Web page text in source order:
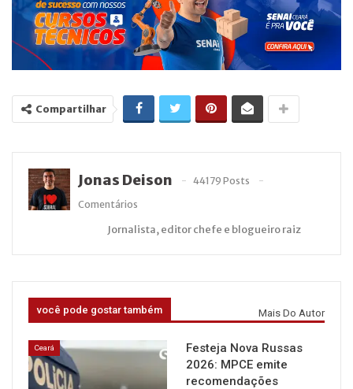
Compartilhar
Jonas Deison
44179 Posts
Comentários
Jornalista, editor chefe e blogueiro raiz
você pode gostar também Mais Do Autor
Ceará
Festeja Nova Russas
2026: MPCE emite
recomendações